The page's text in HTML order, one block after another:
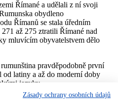
Římané a udělali z ní svoji
obydleno
Římanů se stala úředním
až 275 ztratili Římané nad
mluvícím obyvatelstvem dělo
pravděpodobně první
latiny a až do moderní doby
jazyky.
Zásady ochrany osobních údajů